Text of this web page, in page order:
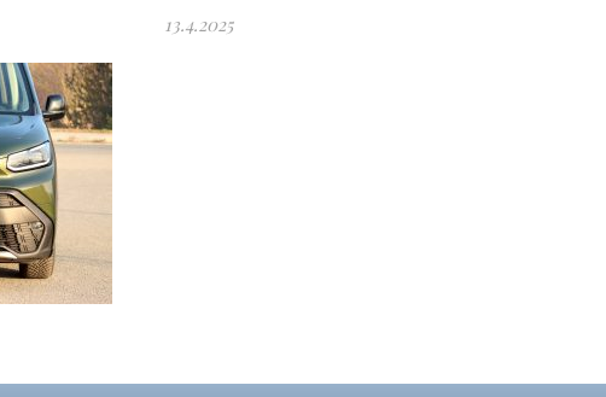
13.4.2025